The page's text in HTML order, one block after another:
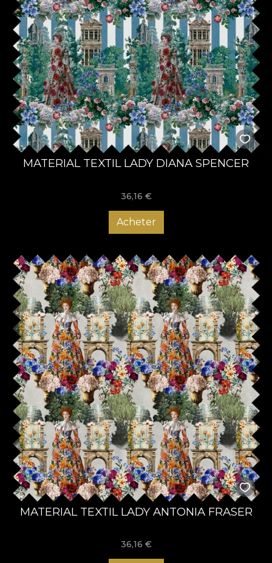
MATERIAL TEXTIL LADY DIANA SPENCER
36,16 €
Acheter
MATERIAL TEXTIL LADY ANTONIA FRASER
36,16 €